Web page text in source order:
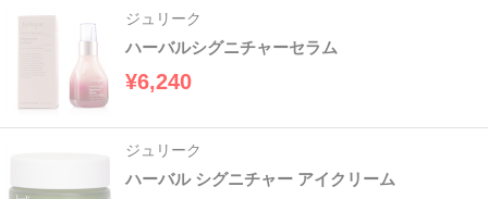
ジュリーク
ハーバルシグニチャーセラム
¥6,240
ジュリーク
ハーバル シグニチャー アイクリーム